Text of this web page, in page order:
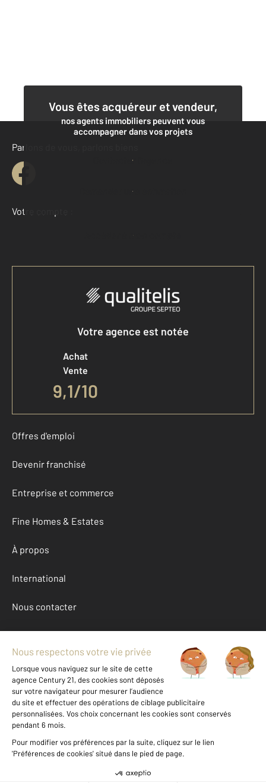
Vous êtes acquéreur et vendeur,
nos agents immobiliers peuvent vous
accompagner dans vos projets
Contacter l'agence
Demander une estimation
Parlons de vous, parlons biens
Votre compte :
Accéder à mon compte
Votre agence est notée
Achat
Vente
9,1/10
Offres d'emploi
Devenir franchisé
Entreprise et commerce
Fine Homes & Estates
À propos
International
Nous contacter
Mentions légales & CGU et Barèmes d'honoraires
Données personnelles
Gestionnaire des cookies
Achat maison autour de BARON (33750)